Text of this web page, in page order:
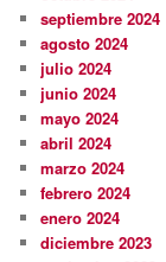
septiembre 2024
agosto 2024
julio 2024
junio 2024
mayo 2024
abril 2024
marzo 2024
febrero 2024
enero 2024
diciembre 2023